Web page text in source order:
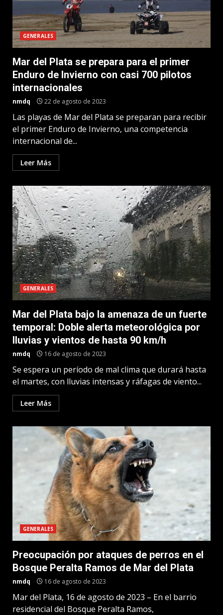
GENERALES
Mar del Plata se prepara para el primer
Enduro de Invierno con casi 700 pilotos
internacionales
nmdq 22 de agosto de 2023
Las playas de Mar del Plata se preparan para recibir
el primer Enduro de Invierno, una competencia
internacional de...
Leer Más
GENERALES
Mar del Plata bajo la amenaza de un fuerte
temporal: Doble alerta meteorológica por
lluvias y vientos de hasta 90 km/h
nmdq 16 de agosto de 2023
Se espera un período de mal clima que durará hasta
el martes, con lluvias intensas y ráfagas de viento...
Leer Más
GENERALES
Preocupación por ataques de perros en el
Bosque Peralta Ramos de Mar del Plata
nmdq 16 de agosto de 2023
Mar del Plata, 16 de agosto de 2023 – En el barrio
residencial del Bosque Peralta Ramos,